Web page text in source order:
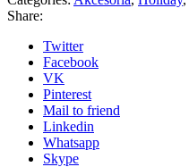
Share:
Twitter
Facebook
VK
Pinterest
Mail to friend
Linkedin
Whatsapp
Skype